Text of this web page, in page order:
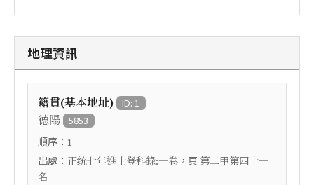
地理資訊
籍貫(基本地址) ID: 1
德陽 5853
順序： 1
出處： 正统七年進士登科錄:一卷 ，頁 第二甲第四十一
名